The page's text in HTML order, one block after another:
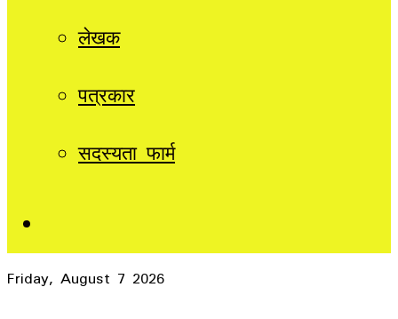
लेखक
पत्रकार
सदस्यता फार्म
Friday, August 7 2026